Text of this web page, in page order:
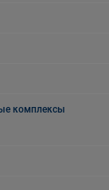
комплексы